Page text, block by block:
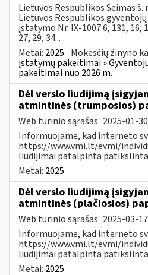
Lietuvos Respublikos Seimas
Lietuvos Respublikos
įstatymo Nr. IX-1007 6, 131, 16,
27, 29, 34...
Metai: 2025 Mokesčių žinyno
įstatymų pakeitimai »
pakeitimai nuo 2026 m.
Dėl verslo liudijimą
atmintinės (trumposios)
Web turinio sąrašas 2025-01-30
Informuojame, kad interneto
https://www.vmi.lt/evmi/
liudijimai patalpinta patikslinta
Metai: 2025
Dėl verslo liudijimą
atmintinės (plačiosios)
Web turinio sąrašas 2025-03-17
Informuojame, kad interneto
https://www.vmi.lt/evmi/
liudijimai patalpinta patikslinta
Metai: 2025